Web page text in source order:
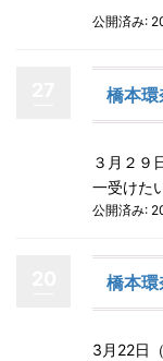
公開済み:
橋本
３月２９
一受けた
公開済み:
橋本
3月22日